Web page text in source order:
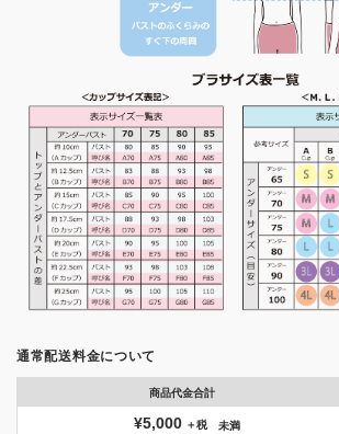
通常配送料金について
商品代金合計
¥5,000 ＋税
未満